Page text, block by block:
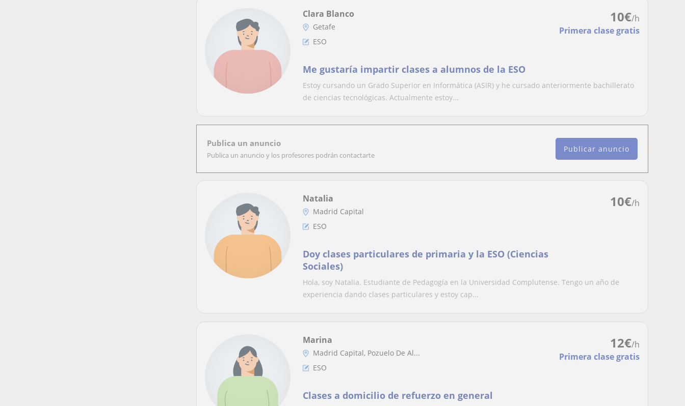
10€/h
Primera clase gratis
Clara Blanco
Getafe
ESO
Me gustaría impartir clases a alumnos de la ESO
Estoy cursando un Grado Superior en Informática (ASIR) y he cursado anteriormente bachillerato
de ciencias tecnológicas. Actualmente estoy...
Publica un anuncio
Publica un anuncio y los profesores podrán contactarte
Publicar anuncio
10€/h
Natalia
Madrid Capital
ESO
Doy clases particulares de primaria y la ESO (Ciencias
Sociales)
Hola, soy Natalia. Estudiante de Pedagogía en la Universidad Complutense. Tengo un año de
experiencia dando clases particulares y estoy cap...
12€/h
Primera clase gratis
Marina
Madrid Capital, Pozuelo De Al...
ESO
Clases a domicilio de refuerzo en general